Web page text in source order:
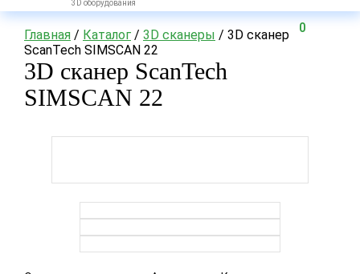
3D оборудования
0
Главная / Каталог / 3D сканеры / 3D сканер
ScanTech SIMSCAN 22
3D сканер ScanTech
SIMSCAN 22